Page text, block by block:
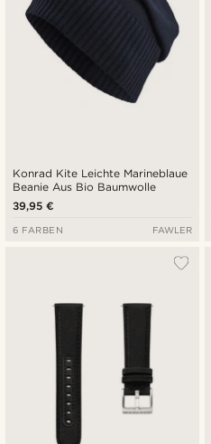
Konrad Kite Leichte Marineblaue
Beanie Aus Bio Baumwolle
39,95 €
6 FARBEN FAWLER